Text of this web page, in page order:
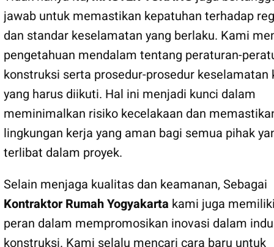
jawab untuk memastikan kepatuhan terhadap
dan standar keselamatan yang berlaku. Kami
pengetahuan mendalam tentang peraturan-
konstruksi serta prosedur-prosedur keselamatan
yang harus diikuti. Hal ini menjadi kunci dalam
meminimalkan risiko kecelakaan dan
lingkungan kerja yang aman bagi semua pihak
terlibat dalam proyek.
Selain menjaga kualitas dan keamanan, Sebagai
Kontraktor Rumah Yogyakarta kami juga
peran dalam mempromosikan inovasi dalam
konstruksi. Kami selalu mencari cara baru untuk